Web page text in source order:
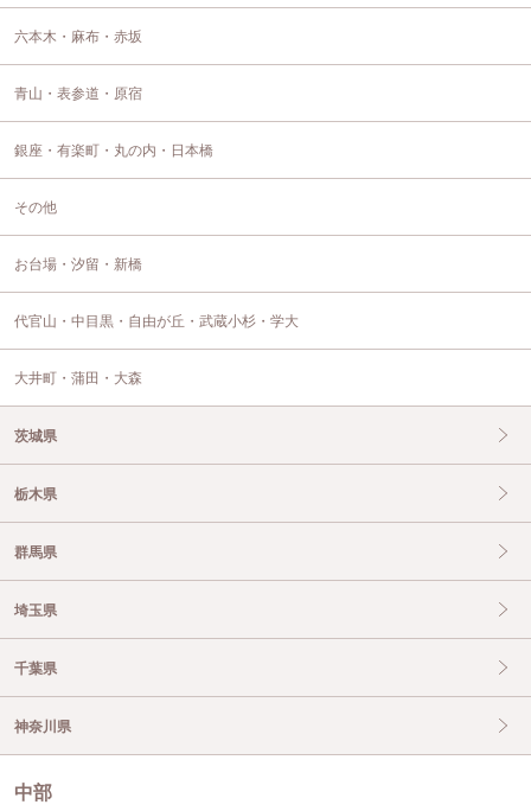
六本木・麻布・赤坂
青山・表参道・原宿
銀座・有楽町・丸の内・日本橋
その他
お台場・汐留・新橋
代官山・中目黒・自由が丘・武蔵小杉・学大
大井町・蒲田・大森
茨城県
栃木県
群馬県
埼玉県
千葉県
神奈川県
中部